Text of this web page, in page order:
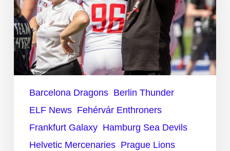
Barcelona Dragons Berlin Thunder
ELF News Fehérvár Enthroners
Frankfurt Galaxy Hamburg Sea Devils
Helvetic Mercenaries Prague Lions